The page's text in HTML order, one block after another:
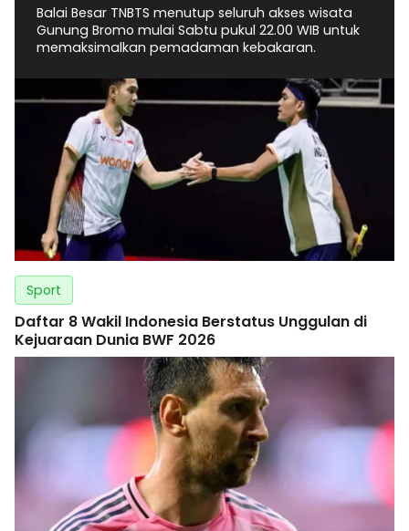
Balai Besar TNBTS menutup seluruh akses wisata
Gunung Bromo mulai Sabtu pukul 22.00 WIB untuk
memaksimalkan pemadaman kebakaran.
Sport
Daftar 8 Wakil Indonesia Berstatus Unggulan di
Kejuaraan Dunia BWF 2026